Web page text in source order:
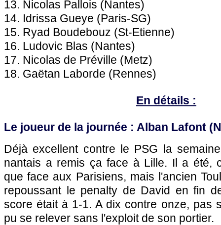
13. Nicolas Pallois (Nantes)
14. Idrissa Gueye (Paris-SG)
15. Ryad Boudebouz (St-Etienne)
16. Ludovic Blas (Nantes)
17. Nicolas de Préville (Metz)
18. Gaëtan Laborde (Rennes)
En détails :
Le joueur de la journée : Alban Lafont
Déjà excellent contre le PSG la
nantais a remis ça face à Lille. Il a été,
que face aux Parisiens, mais l'ancien
repoussant le penalty de David en fin
score était à 1-1. A dix contre onze, pas
pu se relever sans l'exploit de son portier.